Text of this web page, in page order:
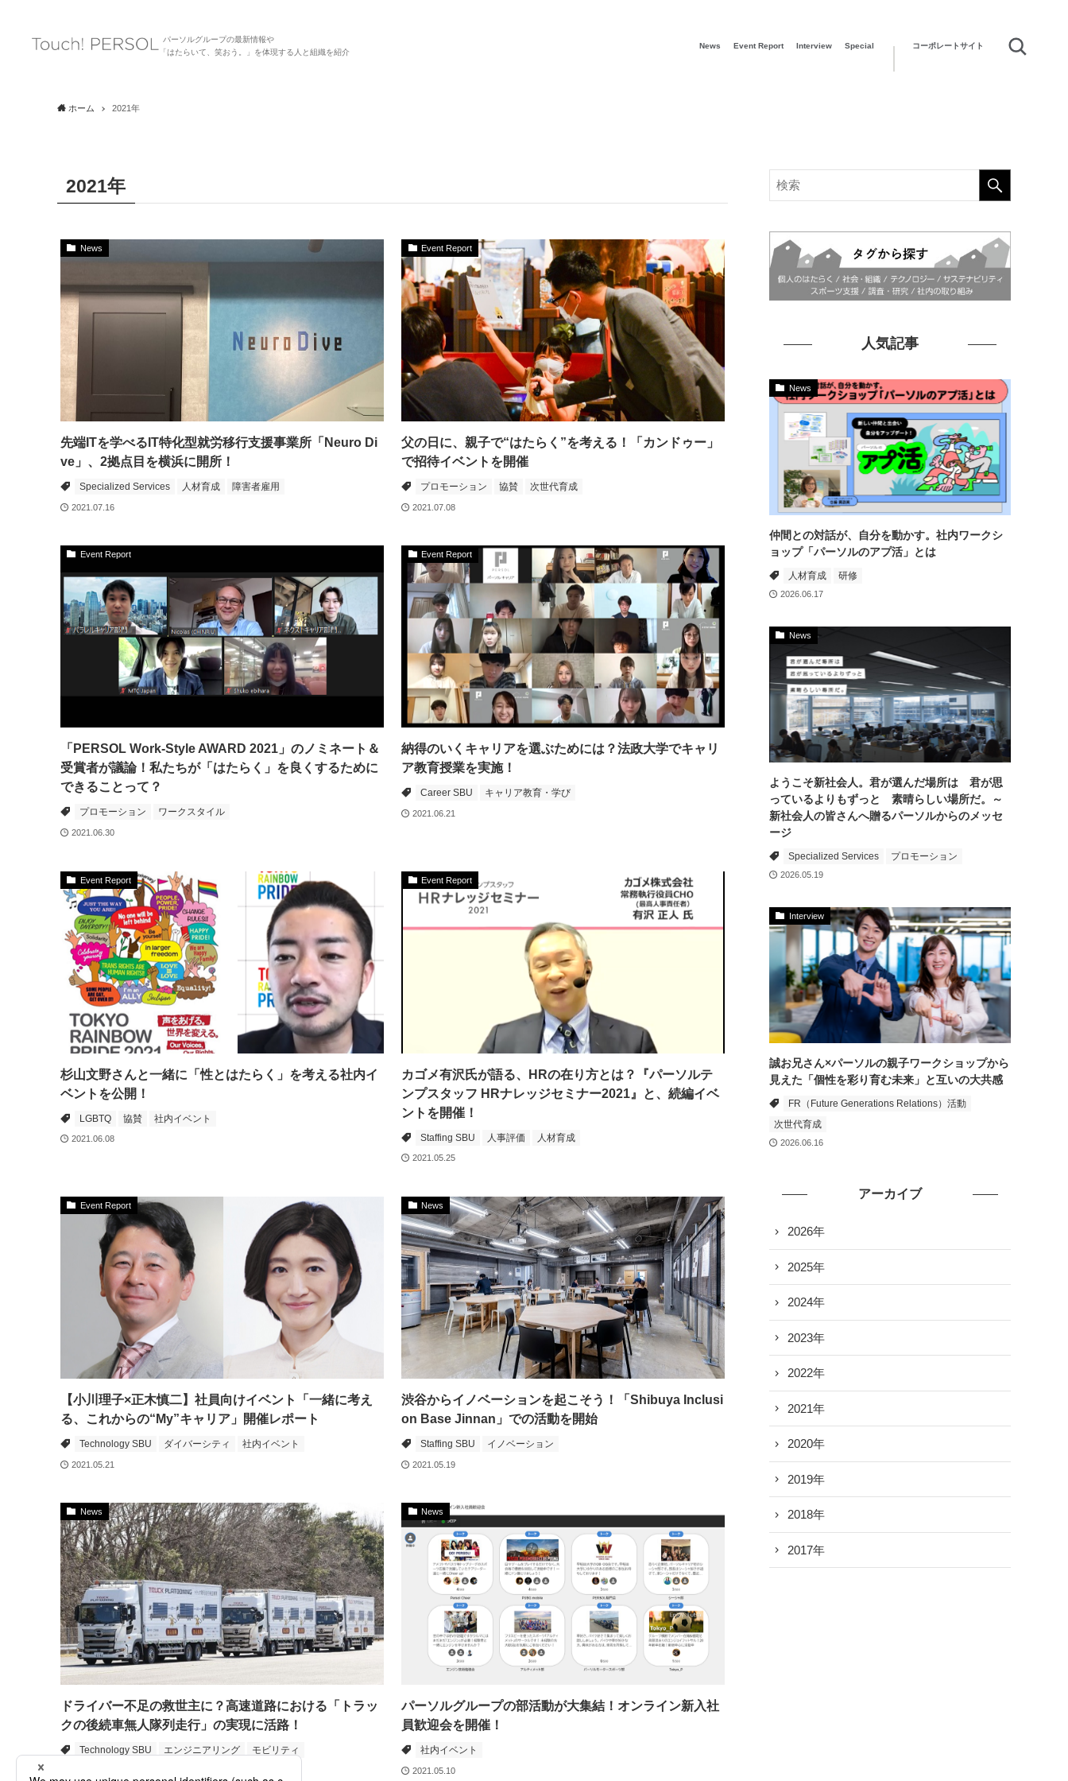
パーソルグループの最新情報や
「はたらいて、笑おう。」を体現する人と組織を紹介
News Event Report Interview Special コーポレートサイト
ホーム 2021年
2021年
News
先端ITを学べるIT特化型就労移行支援事業所「Neuro Di
ve」、2拠点目を横浜に開所！
Specialized Services 人材育成 障害者雇用
2021.07.16
Event Report
父の日に、親子で“はたらく”を考える！「カンドゥー」
で招待イベントを開催
プロモーション 協賛 次世代育成
2021.07.08
Event Report
「PERSOL Work-Style AWARD 2021」のノミネート＆
受賞者が議論！私たちが「はたらく」を良くするために
できることって？
プロモーション ワークスタイル
2021.06.30
Event Report
納得のいくキャリアを選ぶためには？法政大学でキャリ
ア教育授業を実施！
Career SBU キャリア教育・学び
2021.06.21
Event Report
杉山文野さんと一緒に「性とはたらく」を考える社内イ
ベントを公開！
LGBTQ 協賛 社内イベント
2021.06.08
Event Report
カゴメ有沢氏が語る、HRの在り方とは？『パーソルテ
ンプスタッフ HRナレッジセミナー2021』と、続編イベ
ントを開催！
Staffing SBU 人事評価 人材育成
2021.05.25
Event Report
【小川理子×正木慎二】社員向けイベント「一緒に考え
る、これからの“My”キャリア」開催レポート
Technology SBU ダイバーシティ 社内イベント
2021.05.21
News
渋谷からイノベーションを起こそう！「Shibuya Inclusi
on Base Jinnan」での活動を開始
Staffing SBU イノベーション
2021.05.19
News
ドライバー不足の救世主に？高速道路における「トラッ
クの後続車無人隊列走行」の実現に活路！
Technology SBU エンジニアリング モビリティ
News
パーソルグループの部活動が大集結！オンライン新入社
員歓迎会を開催！
社内イベント
2021.05.10
人気記事
News
仲間との対話が、自分を動かす。社内ワークシ
ョップ「パーソルのアプ活」とは
人材育成 研修
2026.06.17
News
ようこそ新社会人。君が選んだ場所は 君が思
っているよりもずっと 素晴らしい場所だ。～
新社会人の皆さんへ贈るパーソルからのメッセ
ージ
Specialized Services プロモーション
2026.05.19
Interview
誠お兄さん×パーソルの親子ワークショップから
見えた「個性を彩り育む未来」と互いの大共感
FR（Future Generations Relations）活動
次世代育成
2026.06.16
アーカイブ
2026年
2025年
2024年
2023年
2022年
2021年
2020年
2019年
2018年
2017年